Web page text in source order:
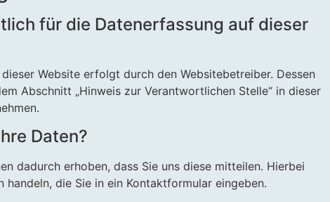
für die Datenerfassung auf dieser
Website erfolgt durch den Websitebetreiber. Dessen
Abschnitt „Hinweis zur Verantwortlichen Stelle“ in dieser
Daten?
dadurch erhoben, dass Sie uns diese mitteilen. Hierbei
handeln, die Sie in ein Kontaktformular eingeben.